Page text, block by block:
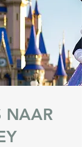
NAAR